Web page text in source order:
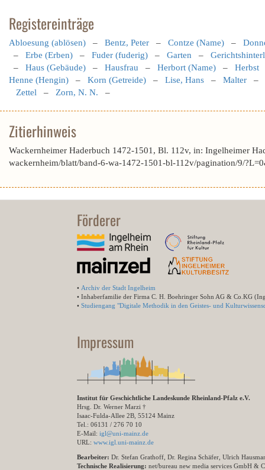
Registereinträge
Abloesung (ablösen) – Bentz, Peter – Contze (Name) –
– Erbe (Erben) – Fuder (fuderig) – Garten –
– Haus (Gebäude) – Hausfrau – Herbort (Name) – Herbst
Henne (Hengin) – Korn (Getreide) – Lise, Hans – Malter –
Zettel – Zorn, N. N. –
Zitierhinweis
Wackernheimer Haderbuch 1472-1501, Bl. 112v, in: Ingelheimer
wackernheim/blatt/band-6-wa-1472-1501-bl-112v/pagination/9/
Förderer
• Archiv der Stadt Ingelheim
• Inhaberfamilie der Firma C. H. Boehringer Sohn AG & Co.KG
• Studiengang "Digitale Methodik in den Geistes- und
Impressum
Institut für Geschichtliche Landeskunde Rheinland-Pfalz e.V.
Hrsg. Dr. Werner Marzi †
Isaac-Fulda-Allee 2B, 55124 Mainz
Tel.: 06131 / 276 70 10
E-Mail: igl@uni-mainz.de
URL: www.igl.uni-mainz.de
Bearbeiter: Dr. Stefan Grathoff, Dr. Regina Schäfer, Ulrich
Technische Realisierung: net/bureau new media services GmbH &